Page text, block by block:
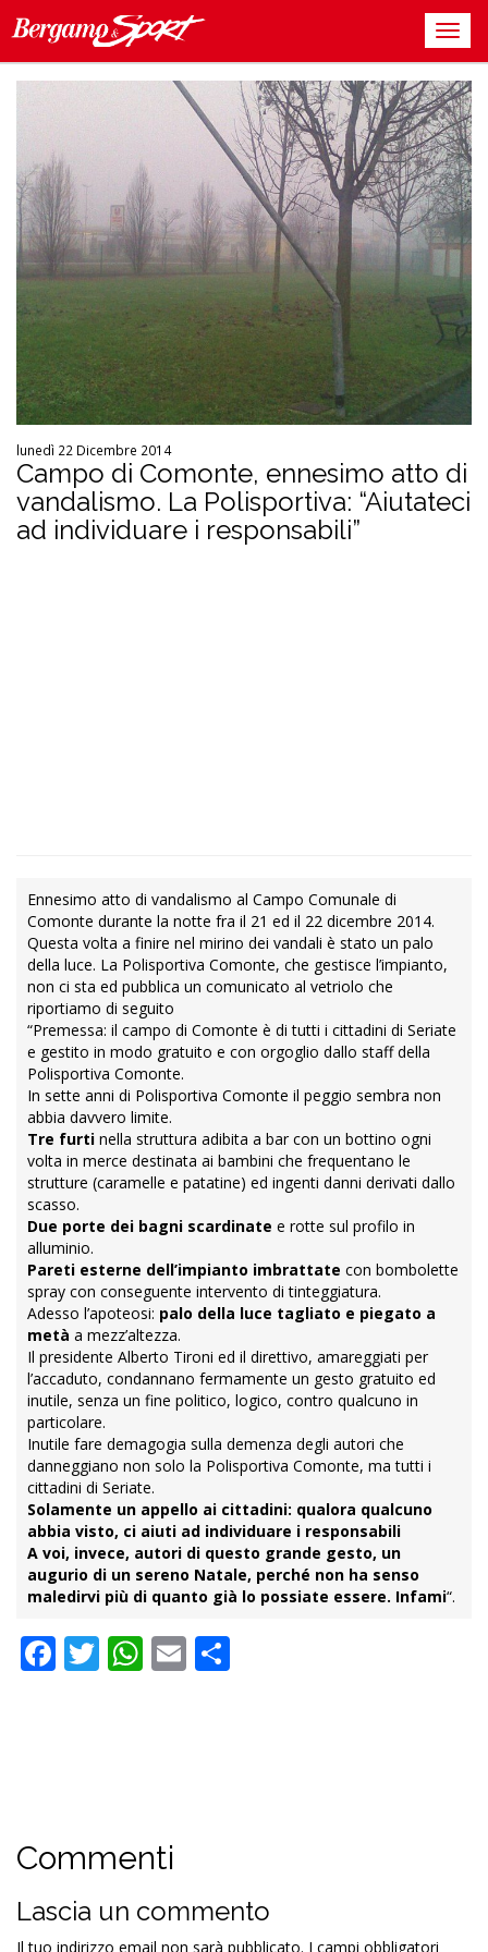
lunedì 22 Dicembre 2014
Campo di Comonte, ennesimo atto di
vandalismo. La Polisportiva: “Aiutateci
ad individuare i responsabili”
Ennesimo atto di vandalismo al Campo Comunale di
Comonte durante la notte fra il 21 ed il 22 dicembre 2014.
Questa volta a finire nel mirino dei vandali è stato un palo
della luce. La Polisportiva Comonte, che gestisce l’impianto,
non ci sta ed pubblica un comunicato al vetriolo che
riportiamo di seguito
“Premessa: il campo di Comonte è di tutti i cittadini di Seriate
e gestito in modo gratuito e con orgoglio dallo staff della
Polisportiva Comonte.
In sette anni di Polisportiva Comonte il peggio sembra non
abbia davvero limite.
Tre furti nella struttura adibita a bar con un bottino ogni
volta in merce destinata ai bambini che frequentano le
strutture (caramelle e patatine) ed ingenti danni derivati dallo
scasso.
Due porte dei bagni scardinate e rotte sul profilo in
alluminio.
Pareti esterne dell’impianto imbrattate con bombolette
spray con conseguente intervento di tinteggiatura.
Adesso l’apoteosi: palo della luce tagliato e piegato a
metà a mezz’altezza.
Il presidente Alberto Tironi ed il direttivo, amareggiati per
l’accaduto, condannano fermamente un gesto gratuito ed
inutile, senza un fine politico, logico, contro qualcuno in
particolare.
Inutile fare demagogia sulla demenza degli autori che
danneggiano non solo la Polisportiva Comonte, ma tutti i
cittadini di Seriate.
Solamente un appello ai cittadini: qualora qualcuno
abbia visto, ci aiuti ad individuare i responsabili
A voi, invece, autori di questo grande gesto, un
augurio di un sereno Natale, perché non ha senso
maledirvi più di quanto già lo possiate essere. Infami“.
Facebook
Twitter
WhatsApp
Email
Commenti
Lascia un commento
Il tuo indirizzo email non sarà pubblicato. I campi obbligatori